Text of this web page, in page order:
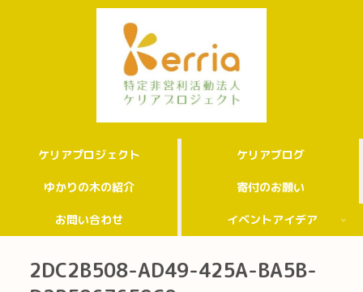
ケリアプロジェクト ケリアブログ
ゆかりの木の紹介 寄付のお願い
お問い合わせ イベントアイデア
2DC2B508-AD49-425A-BA5B-